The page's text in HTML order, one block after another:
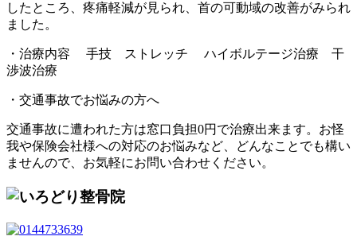
したところ、疼痛軽減が見られ、首の可動域の改善がみられ
ました。
・治療内容 手技 ストレッチ ハイボルテージ治療 干
渉波治療
・交通事故でお悩みの方へ
交通事故に遭われた方は窓口負担0円で治療出来ます。お怪
我や保険会社様への対応のお悩みなど、どんなことでも構い
ませんので、お気軽にお問い合わせください。